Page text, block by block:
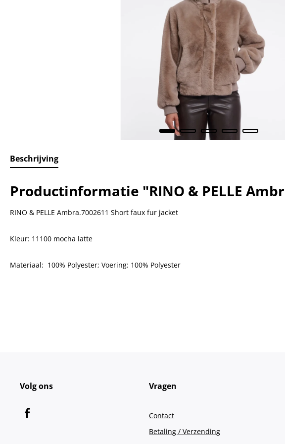
Beschrijving
Productinformatie "RINO & PELLE
RINO & PELLE Ambra.7002611 Short faux fur jacket
Kleur: 11100 mocha latte
Materiaal: 100% Polyester; Voering: 100% Polyester
Volg ons Vragen
Contact
Betaling / Verzending